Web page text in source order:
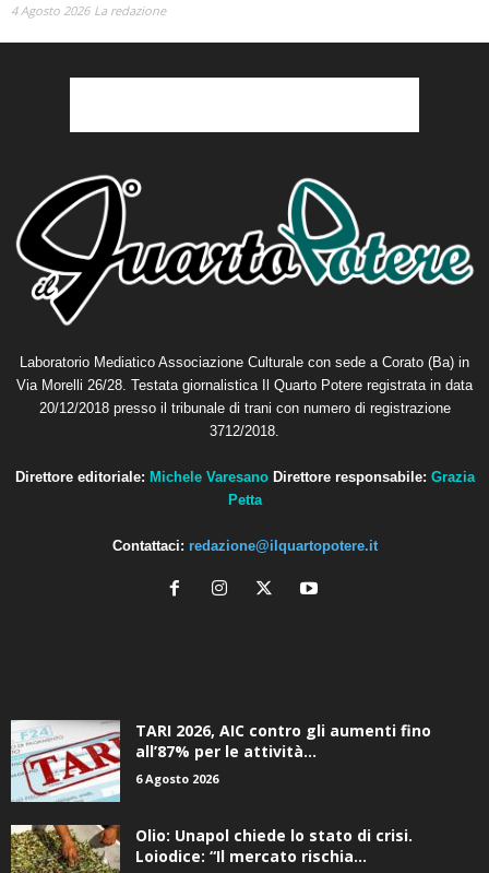
4 Agosto 2026 La redazione
Laboratorio Mediatico Associazione Culturale con sede a Corato (Ba) in
Via Morelli 26/28. Testata giornalistica Il Quarto Potere registrata in data
20/12/2018 presso il tribunale di trani con numero di registrazione
3712/2018.
Direttore editoriale: Michele Varesano Direttore responsabile: Grazia
Petta
Contattaci: redazione@ilquartopotere.it
TARI 2026, AIC contro gli aumenti fino
all’87% per le attività...
6 Agosto 2026
Olio: Unapol chiede lo stato di crisi.
Loiodice: “Il mercato rischia...